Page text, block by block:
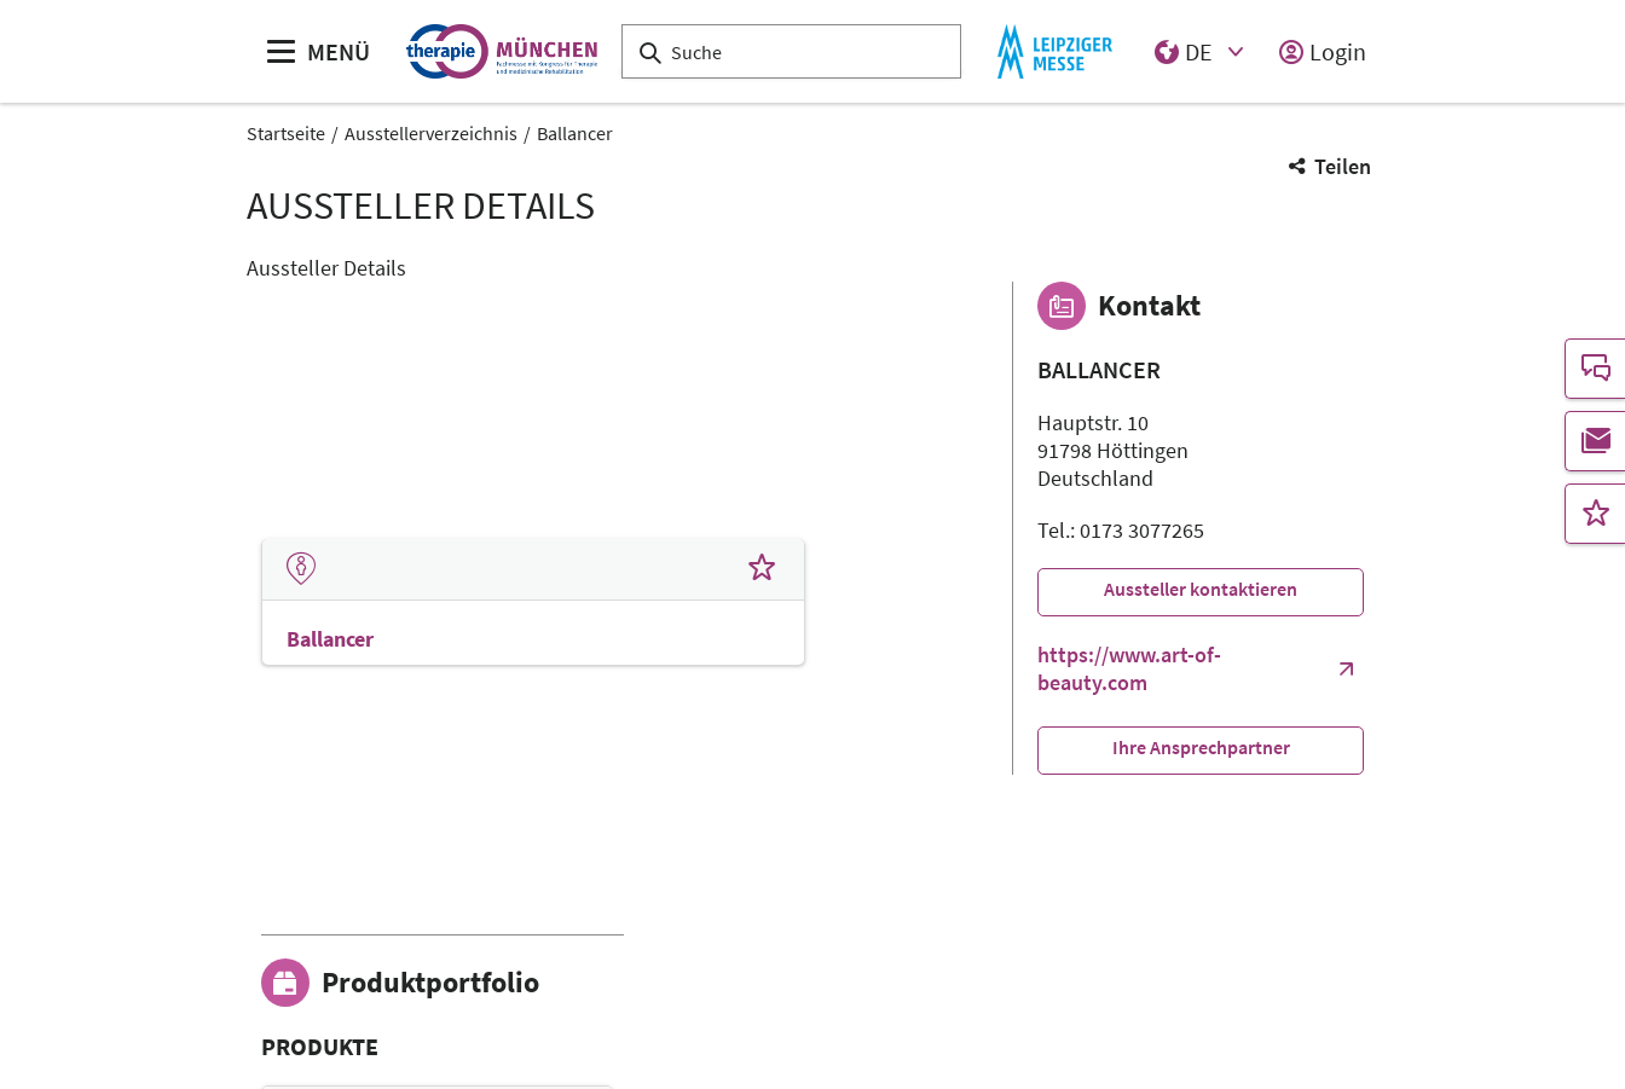
MENÜ
DE
Login
Startseite Ausstellerverzeichnis Ballancer
Teilen
AUSSTELLER DETAILS
Aussteller Details
Ballancer
Produktportfolio
PRODUKTE
Kontakt
BALLANCER
Hauptstr. 10
91798 Höttingen
Deutschland
Tel.: 0173 3077265
Aussteller kontaktieren
https://www.art-of-
beauty.com
Ihre Ansprechpartner